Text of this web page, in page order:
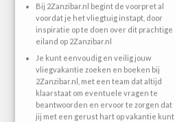
Bij 2Zanzibar.nl begint de voorpret al
voordat je het vliegtuig instapt, door
inspiratie op te doen over dit prachtige
eiland op 2Zanzibar.nl
Je kunt eenvoudig en veilig jouw
vliegvakantie zoeken en boeken bij
2Zanzibar.nl, met een team dat altijd
klaarstaat om eventuele vragen te
beantwoorden en ervoor te zorgen dat
jij met een gerust hart op vakantie kunt